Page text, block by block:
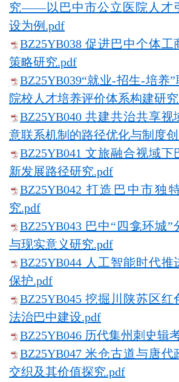
究——以巴中市公立医院人才
设为例.pdf
BZ25YB038 促进巴中个体
策略研究.pdf
BZ25YB039“就业-招生-培养
院校人才培养评价体系构建研
BZ25YB040 共建共治共享
意联系机制的路径优化与制度
BZ25YB041 文旅融合视域下
新发展路径研究.pdf
BZ25YB042 打造巴中市独
究.pdf
BZ25YB043 巴中“四龛环城
与现实意义研究.pdf
BZ25YB044 人工智能时代
保护.pdf
BZ25YB045 挖掘川陕苏区
法治巴中建设.pdf
BZ25YB046 历代集州刺史辑
BZ25YB047 米仓古道与唐
交织及其价值探究.pdf